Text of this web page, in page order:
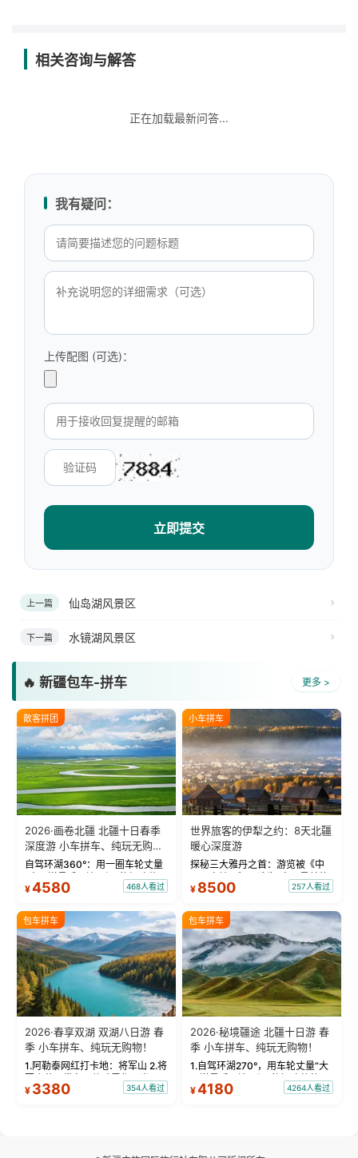
相关咨询与解答
正在加载最新问答...
我有疑问：
上传配图 (可选)：
立即提交
上一篇 仙岛湖风景区
下一篇 水镜湖风景区
🔥 新疆包车-拼车 更多 >
散客拼团
2026·画卷北疆 北疆十日春季
深度游 小车拼车、纯玩无购
物！
自驾环湖360°：用一圈车轮丈量
“大西洋最后一滴眼泪”的极致蔚
蓝。 赛湖旅拍：甄选多款风格服
绝美瞬间。 赛湖坦克300跟车视
频：专业摄影师...
¥4580 468人看过
小车拼车
世界旅客的伊犁之约：8天北疆
暖心深度游
探秘三大雅丹之首：游览被《中
国国家地理》评选为“中国最美的
三大雅丹”第一名的克拉玛依魔鬼
瓦人最大村落——禾木村，欣赏
晨雾与小木...
¥ 8500 257人看过
包车拼车
2026·春享双湖 双湖八日游 春
季 小车拼车、纯玩无购物！
1.阿勒泰网红打卡地：将军山 2.将
军山落日缆车，体验雪都风光 3.
将军山，夕阳派对，蹦迪party 4.
¥ 3380 354人看过
包车拼车
2026·秘境疆途 北疆十日游 春
季 小车拼车、纯玩无购物！
1.自驾环湖270°，用车轮丈量“大
西洋最后一滴眼泪”的极致蔚蓝，
让雪山、花海与深邃湖水在转弯
¥4180 4264人看过